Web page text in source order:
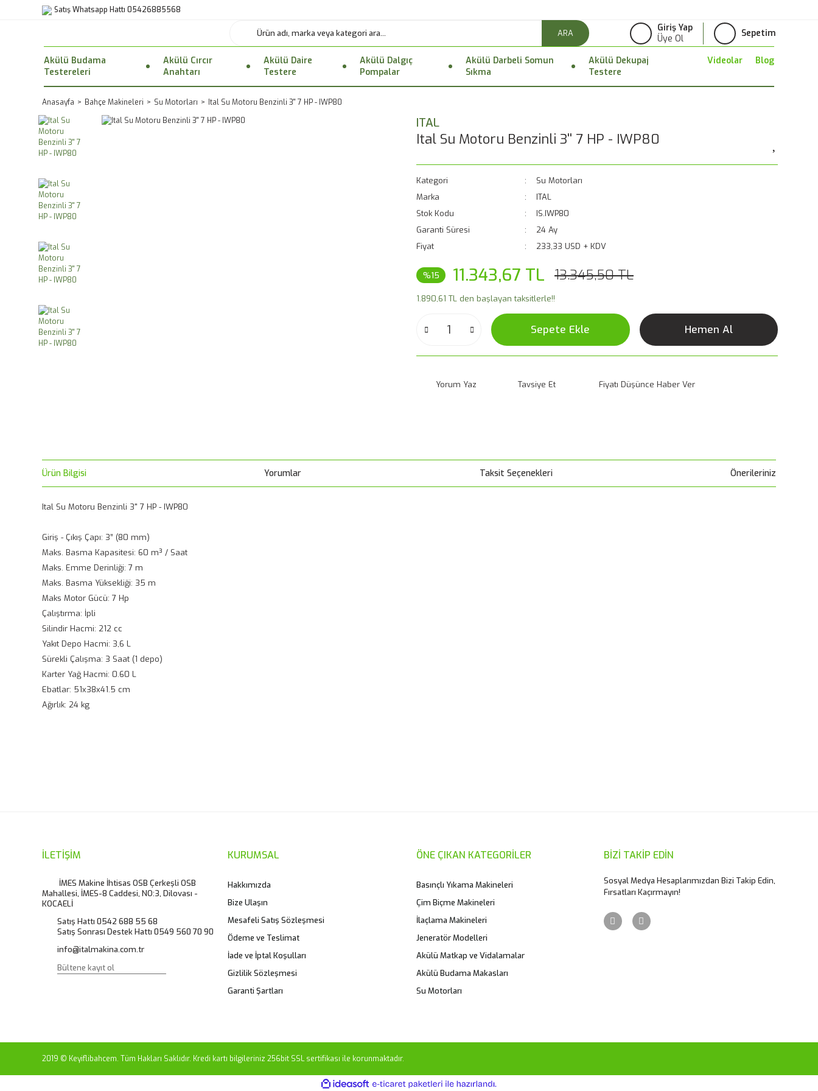
Satış Whatsapp Hattı 05426885568
ARA
Giriş Yap
Üye Ol
Sepetim
Akülü Budama
Testereleri
Akülü Cırcır
Anahtarı
Akülü Daire
Testere
Akülü Dalgıç
Pompalar
Akülü Darbeli Somun
Sıkma
Akülü Dekupaj
Testere
Videolar Blog
Anasayfa Bahçe Makineleri Su Motorları Ital Su Motoru Benzinli 3'' 7 HP - IWP80
ITAL
Ital Su Motoru Benzinli 3'' 7 HP - IWP80
Kategori
Su Motorları
Marka
ITAL
Stok Kodu
IS.IWP80
Garanti Süresi
24 Ay
Fiyat
233,33 USD + KDV
%15 11.343,67 TL 13.345,50 TL
1.890,61 TL den başlayan taksitlerle!!
Sepete Ekle Hemen Al
Yorum Yaz Tavsiye Et Fiyatı Düşünce Haber Ver
Ürün Bilgisi Yorumlar Taksit Seçenekleri Önerileriniz
Ital Su Motoru Benzinli 3" 7 HP - IWP80
Giriş - Çıkış Çapı: 3” (80 mm)
Maks. Basma Kapasitesi: 60 m³ / Saat
Maks. Emme Derinliği: 7 m
Maks. Basma Yüksekliği: 35 m
Maks Motor Gücü: 7 Hp
Çalıştırma: İpli
Silindir Hacmi: 212 cc
Yakıt Depo Hacmi: 3,6 L
Sürekli Çalışma: 3 Saat (1 depo)
Karter Yağ Hacmi: 0.60 L
Ebatlar: 51x38x41.5 cm
Ağırlık: 24 kg
Ürün bilgilerinde hatalar bulunuyor.
Bu ürüne benzer farklı alternatifler olmalı.
Gönder
İLETİŞİM
İMES Makine İhtisas OSB Çerkeşli OSB
Mahallesi, İMES-8 Caddesi, NO:3, Dilovası -
KOCAELİ
Satış Hattı 0542 688 55 68
Satış Sonrası Destek Hattı 0549 560 70 90
info@italmakina.com.tr
KURUMSAL
Hakkımızda
Bize Ulaşın
Mesafeli Satış Sözleşmesi
Ödeme ve Teslimat
İade ve İptal Koşulları
Gizlilik Sözleşmesi
Garanti Şartları
ÖNE ÇIKAN KATEGORİLER
Basınçlı Yıkama Makineleri
Çim Biçme Makineleri
İlaçlama Makineleri
Jeneratör Modelleri
Akülü Matkap ve Vidalamalar
Akülü Budama Makasları
Su Motorları
BİZİ TAKİP EDİN
Sosyal Medya Hesaplarımızdan Bizi Takip Edin,
Fırsatları Kaçırmayın!
2019 © Keyiflibahcem. Tüm Hakları Saklıdır. Kredi kartı bilgileriniz 256bit SSL sertifikası ile korunmaktadır.
ideasoft
e-